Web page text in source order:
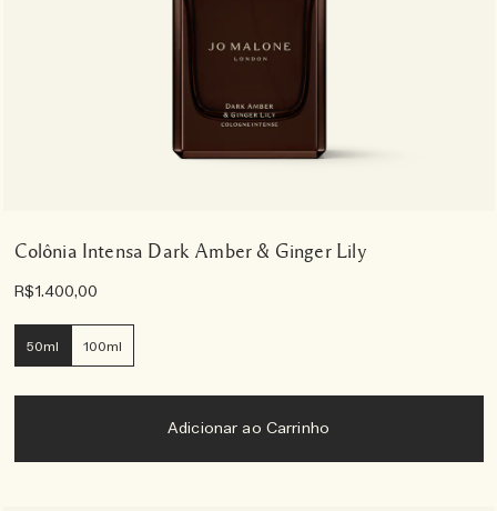
Colônia Intensa Dark Amber & Ginger Lily
R$1.400,00
50ml 100ml
Adicionar ao Carrinho